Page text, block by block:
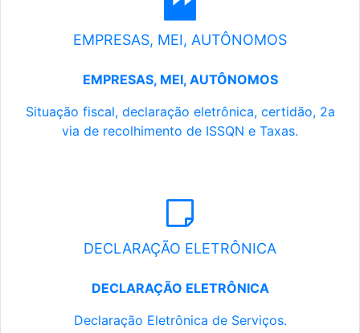
EMPRESAS, MEI, AUTÔNOMOS
EMPRESAS, MEI, AUTÔNOMOS
Situação fiscal, declaração eletrônica, certidão, 2a
via de recolhimento de ISSQN e Taxas.
DECLARAÇÃO ELETRÔNICA
DECLARAÇÃO ELETRÔNICA
Declaração Eletrônica de Serviços.